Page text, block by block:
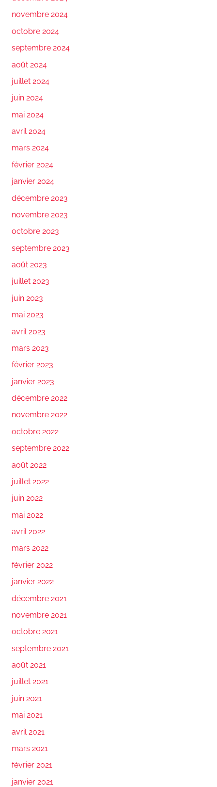
novembre 2024
octobre 2024
septembre 2024
août 2024
juillet 2024
juin 2024
mai 2024
avril 2024
mars 2024
février 2024
janvier 2024
décembre 2023
novembre 2023
octobre 2023
septembre 2023
août 2023
juillet 2023
juin 2023
mai 2023
avril 2023
mars 2023
février 2023
janvier 2023
décembre 2022
novembre 2022
octobre 2022
septembre 2022
août 2022
juillet 2022
juin 2022
mai 2022
avril 2022
mars 2022
février 2022
janvier 2022
décembre 2021
novembre 2021
octobre 2021
septembre 2021
août 2021
juillet 2021
juin 2021
mai 2021
avril 2021
mars 2021
février 2021
janvier 2021